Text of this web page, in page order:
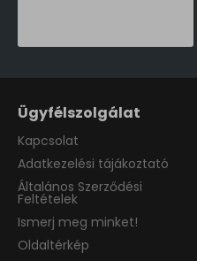
Ügyfélszolgálat
Kapcsolat
Adatkezelési tájákoztató
Általános Szerződési
Feltételek
Ismerj meg minket!
Oldaltérkép